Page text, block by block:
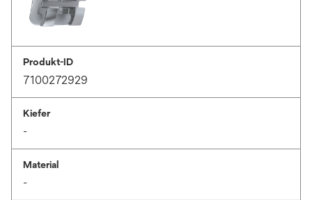
Produkt-ID
7100272929
Kiefer
-
Material
-